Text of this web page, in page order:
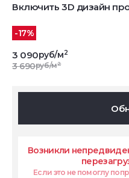
Включить 3D дизайн
-17%
3 090руб/м2
3 690руб/м2
Возникли
Если это не помоглу